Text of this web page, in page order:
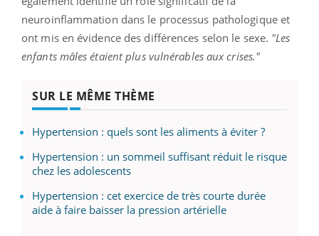
neuroinflammation dans le processus pathologique et
ont mis en évidence des différences selon le sexe. "Les
enfants mâles étaient plus vulnérables aux crises."
SUR LE MÊME THÈME
Hypertension : quels sont les aliments à éviter ?
Hypertension : un sommeil suffisant réduit le risque
chez les adolescents
Hypertension : cet exercice de très courte durée
aide à faire baisser la pression artérielle